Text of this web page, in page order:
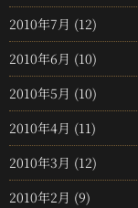
2010年7月 (12)
2010年6月 (10)
2010年5月 (10)
2010年4月 (11)
2010年3月 (12)
2010年2月 (9)